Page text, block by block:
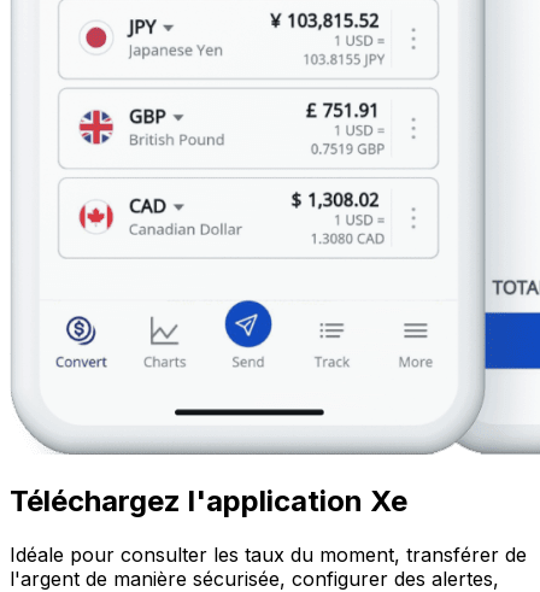
Téléchargez l'application Xe
Idéale pour consulter les taux du moment, transférer de
l'argent de manière sécurisée, configurer des alertes,